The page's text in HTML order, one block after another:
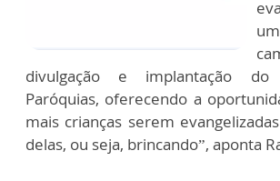
divulgação e implantação
Paróquias, oferecendo a
mais crianças serem
delas, ou seja, brincando”, aponta